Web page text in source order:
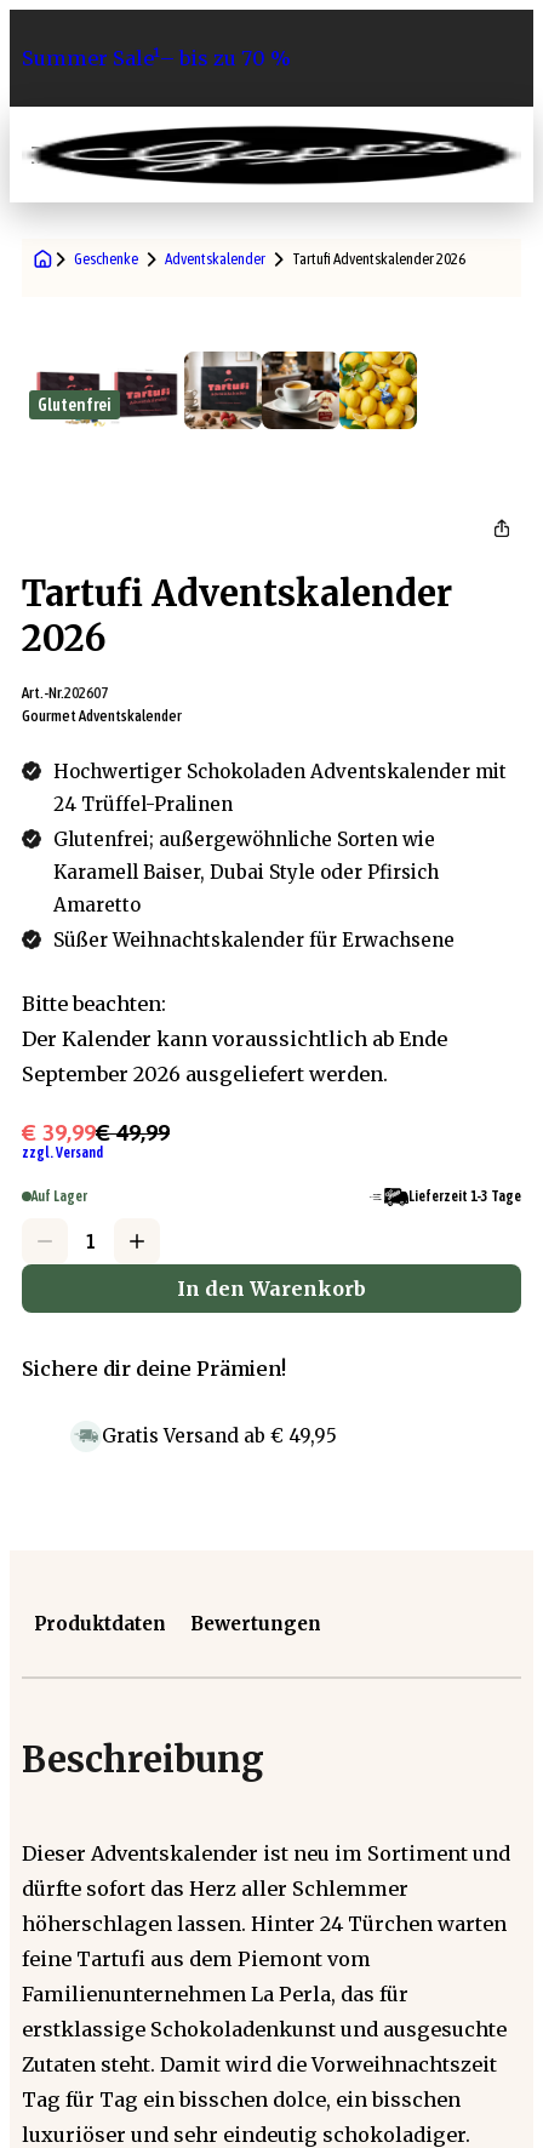
Summer Sale¹– bis zu 70 %
0
Geschenke Adventskalender Tartufi Adventskalender 2026
Glutenfrei
Tartufi Adventskalender
2026
Art.-Nr.202607
Gourmet Adventskalender
Hochwertiger Schokoladen Adventskalender mit
24 Trüffel-Pralinen
Glutenfrei; außergewöhnliche Sorten wie
Karamell Baiser, Dubai Style oder Pfirsich
Amaretto
Süßer Weihnachtskalender für Erwachsene
Bitte beachten:
Der Kalender kann voraussichtlich ab Ende
September 2026 ausgeliefert werden.
€ 39,99€ 49,99
zzgl. Versand
Auf Lager Lieferzeit 1-3 Tage
In den Warenkorb
Sichere dir deine Prämien!
Gratis Versand ab € 49,95
Produktdaten Bewertungen
Beschreibung
Dieser Adventskalender ist neu im Sortiment und
dürfte sofort das Herz aller Schlemmer
höherschlagen lassen. Hinter 24 Türchen warten
feine Tartufi aus dem Piemont vom
Familienunternehmen La Perla, das für
erstklassige Schokoladenkunst und ausgesuchte
Zutaten steht. Damit wird die Vorweihnachtszeit
Tag für Tag ein bisschen dolce, ein bisschen
luxuriöser und sehr eindeutig schokoladiger.